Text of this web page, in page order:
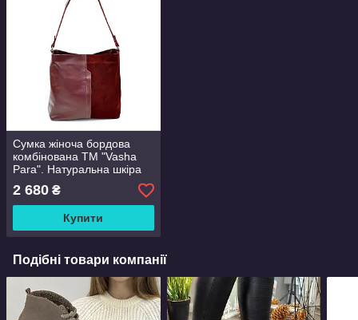
Сумка жіноча бордова
комбінована ТМ "Vasha
Para". Натуральна шкіра
та замша
2 680 ₴
Купити
Подібні товари компанії